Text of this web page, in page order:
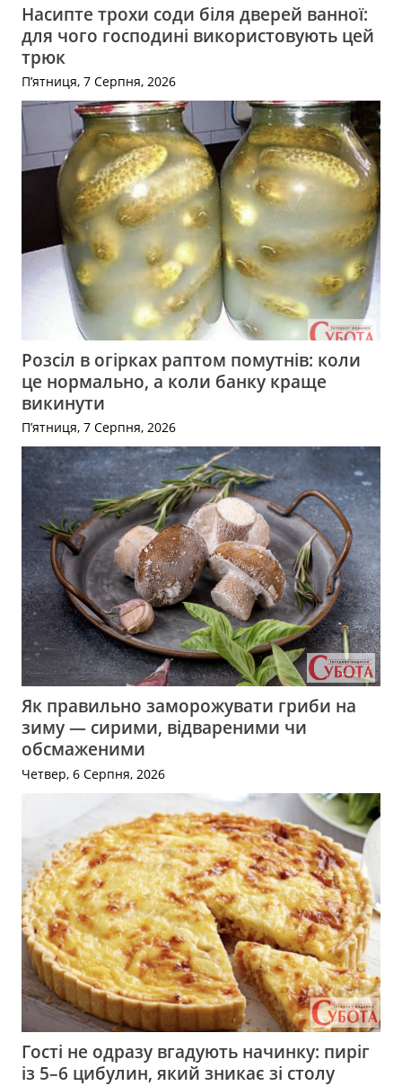
Насипте трохи соди біля дверей ванної:
для чого господині використовують цей
трюк
П’ятниця, 7 Серпня, 2026
Розсіл в огірках раптом помутнів: коли
це нормально, а коли банку краще
викинути
П’ятниця, 7 Серпня, 2026
Як правильно заморожувати гриби на
зиму — сирими, відвареними чи
обсмаженими
Четвер, 6 Серпня, 2026
Гості не одразу вгадують начинку: пиріг
із 5–6 цибулин, який зникає зі столу